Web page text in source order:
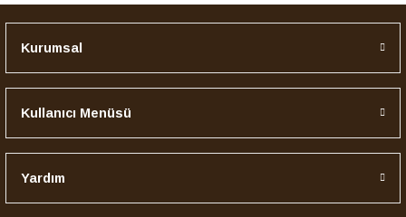
Kurumsal
Kullanıcı Menüsü
Yardım